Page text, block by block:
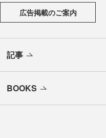
広告掲載のご案内
記事
BOOKS